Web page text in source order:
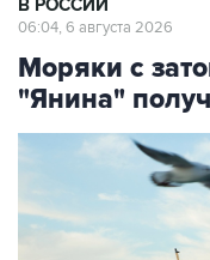
Моряки с
"Янина"